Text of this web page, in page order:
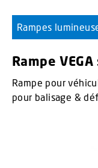
Rampes
Rampe
Rampe pour
pour balisage &